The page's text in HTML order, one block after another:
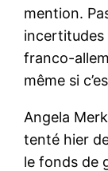
mention.
incertitudes
franco-
même si
Angela
tenté hier
le fonds de